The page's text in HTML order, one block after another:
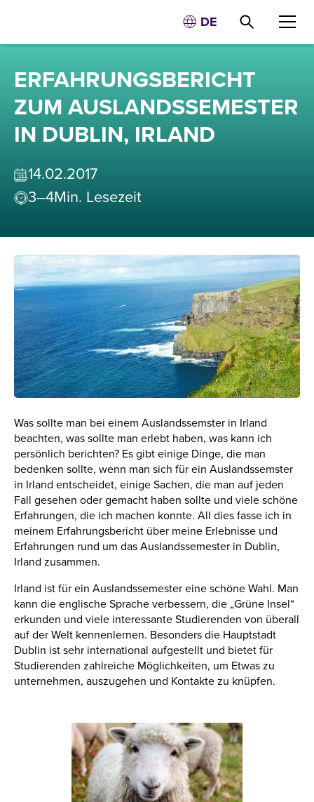
DE
ERFAHRUNGSBERICHT
ZUM AUSLANDSSEMESTER
IN DUBLIN, IRLAND
14.02.2017
3–4Min. Lesezeit
Was sollte man bei einem Auslandssemster in Irland
beachten, was sollte man erlebt haben, was kann ich
persönlich berichten? Es gibt einige Dinge, die man
bedenken sollte, wenn man sich für ein Auslandssemster
in Irland entscheidet, einige Sachen, die man auf jeden
Fall gesehen oder gemacht haben sollte und viele schöne
Erfahrungen, die ich machen konnte. All dies fasse ich in
meinem Erfahrungsbericht über meine Erlebnisse und
Erfahrungen rund um das Auslandssemester in Dublin,
Irland zusammen.
Irland ist für ein Auslandssemester eine schöne Wahl. Man
kann die englische Sprache verbessern, die „Grüne Insel“
erkunden und viele interessante Studierenden von überall
auf der Welt kennenlernen. Besonders die Hauptstadt
Dublin ist sehr international aufgestellt und bietet für
Studierenden zahlreiche Möglichkeiten, um Etwas zu
unternehmen, auszugehen und Kontakte zu knüpfen.